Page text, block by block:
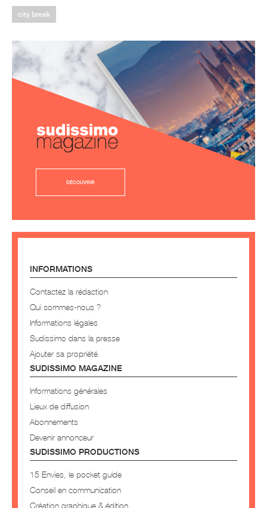
city break
DÉCOUVRIR
INFORMATIONS
Contactez la rédaction
Qui sommes-nous ?
Informations légales
Sudissimo dans la presse
Ajouter sa propriété
SUDISSIMO MAGAZINE
Informations générales
Lieux de diffusion
Abonnements
Devenir annonceur
SUDISSIMO PRODUCTIONS
15 Envies, le pocket guide
Conseil en communication
Création graphique & édition